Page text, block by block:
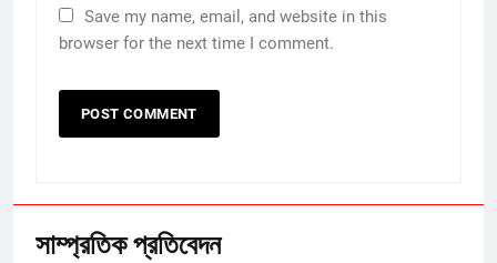
Save my name, email, and website in this
browser for the next time I comment.
সাম্প্রতিক প্রতিবেদন